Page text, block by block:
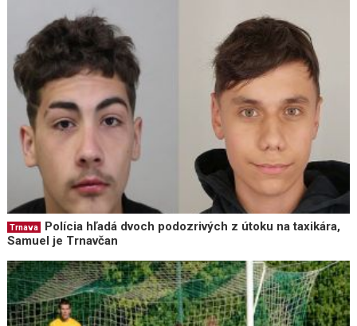
Trnava
Polícia hľadá dvoch podozrivých z útoku na taxikára,
Samuel je Trnavčan